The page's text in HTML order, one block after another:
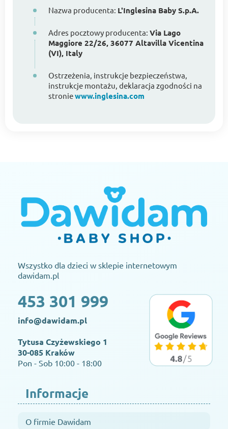
Nazwa producenta: L'Inglesina Baby S.p.A.
Adres pocztowy producenta: Via Lago
Maggiore 22/26, 36077 Altavilla Vicentina
(VI), Italy
Ostrzeżenia, instrukcje bezpieczeństwa,
instrukcje montażu, deklaracja zgodności na
stroniewww.inglesina.com
Wszystko dla dzieci w sklepie internetowym
dawidam.pl
453 301 999
info@dawidam.pl
Tytusa Czyżewskiego 1
30-085 Kraków
Pon - Sob 10:00 - 18:00
Informacje
O firmie Dawidam